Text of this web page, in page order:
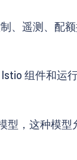
、遥测、配
组件和运
，这种模